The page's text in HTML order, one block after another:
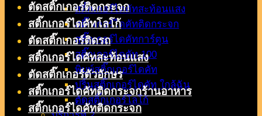
สติ๊กเกอร์ไดคัทสะท้อนแสง
สติ๊กเกอร์ไดคัทติดกระจก
สติ๊กเกอร์ไดคัทการ์ตูน
สติ๊กเกอร์ไดคัท 100
พิมพ์สติ๊กเกอร์ไดคัท
ปริ้นสติ๊กเกอร์ไดคัท ใกล้ฉัน
ตัดสติ๊กเกอร์โลโก้
ตัดสติ๊กเกอร์ติดกระจก
สติ๊กเกอร์ไดคัทโลโก้
ตัดสติ๊กเกอร์ติดรถ
สติ๊กเกอร์ไดคัทสะท้อนแสง
ตัดสติ๊กเกอร์ตัวอักษร
สติ๊กเกอร์ไดคัทติดกระจกร้านอาหาร
สติ๊กเกอร์ไดคัทติดกระจก